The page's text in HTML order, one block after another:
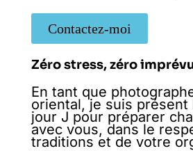
Contactez-moi
Zéro stress, zéro
En tant que
oriental, je suis présent
jour J pour préparer
avec vous, dans le
traditions et de votre